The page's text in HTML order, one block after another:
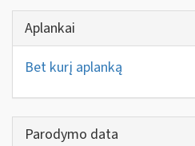
Aplankai
Bet kurį aplanką
Parodymo data